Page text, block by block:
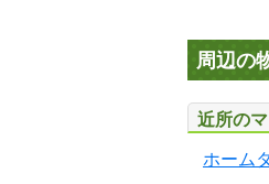
周辺の
近所の
ホーム